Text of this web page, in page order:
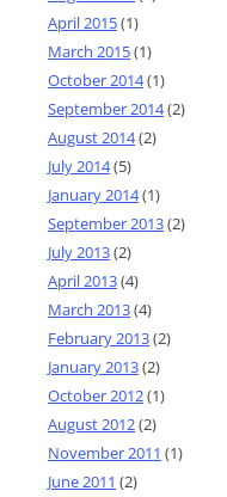
April 2015(1)
March 2015(1)
October 2014(1)
September 2014(2)
August 2014(2)
July 2014(5)
January 2014(1)
September 2013(2)
July 2013(2)
April 2013(4)
March 2013(4)
February 2013(2)
January 2013(2)
October 2012(1)
August 2012(2)
November 2011 (1)
June 2011 (2)